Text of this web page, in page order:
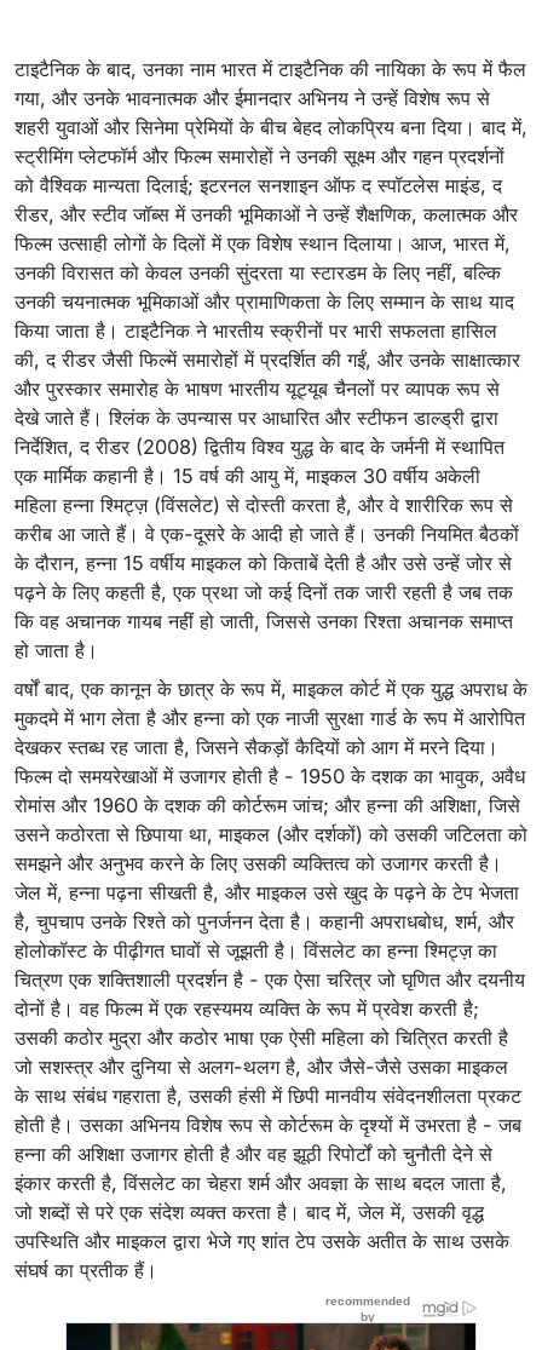
टाइटैनिक के बाद, उनका नाम भारत में टाइटैनिक की नायिका के रूप में फैल
गया, और उनके भावनात्मक और ईमानदार अभिनय ने उन्हें विशेष रूप से
शहरी युवाओं और सिनेमा प्रेमियों के बीच बेहद लोकप्रिय बना दिया। बाद में,
स्ट्रीमिंग प्लेटफॉर्म और फिल्म समारोहों ने उनकी सूक्ष्म और गहन प्रदर्शनों
को वैश्विक मान्यता दिलाई; इटरनल सनशाइन ऑफ द स्पॉटलेस माइंड, द
रीडर, और स्टीव जॉब्स में उनकी भूमिकाओं ने उन्हें शैक्षणिक, कलात्मक और
फिल्म उत्साही लोगों के दिलों में एक विशेष स्थान दिलाया। आज, भारत में,
उनकी विरासत को केवल उनकी सुंदरता या स्टारडम के लिए नहीं, बल्कि
उनकी चयनात्मक भूमिकाओं और प्रामाणिकता के लिए सम्मान के साथ याद
किया जाता है। टाइटैनिक ने भारतीय स्क्रीनों पर भारी सफलता हासिल
की, द रीडर जैसी फिल्में समारोहों में प्रदर्शित की गईं, और उनके साक्षात्कार
और पुरस्कार समारोह के भाषण भारतीय यूट्यूब चैनलों पर व्यापक रूप से
देखे जाते हैं। श्लिंक के उपन्यास पर आधारित और स्टीफन डाल्ड्री द्वारा
निर्देशित, द रीडर (2008) द्वितीय विश्व युद्ध के बाद के जर्मनी में स्थापित
एक मार्मिक कहानी है। 15 वर्ष की आयु में, माइकल 30 वर्षीय अकेली
महिला हन्ना श्मिट्ज़ (विंसलेट) से दोस्ती करता है, और वे शारीरिक रूप से
करीब आ जाते हैं। वे एक-दूसरे के आदी हो जाते हैं। उनकी नियमित बैठकों
के दौरान, हन्ना 15 वर्षीय माइकल को किताबें देती है और उसे उन्हें जोर से
पढ़ने के लिए कहती है, एक प्रथा जो कई दिनों तक जारी रहती है जब तक
कि वह अचानक गायब नहीं हो जाती, जिससे उनका रिश्ता अचानक समाप्त
हो जाता है।
वर्षों बाद, एक कानून के छात्र के रूप में, माइकल कोर्ट में एक युद्ध अपराध के
मुकदमे में भाग लेता है और हन्ना को एक नाजी सुरक्षा गार्ड के रूप में आरोपित
देखकर स्तब्ध रह जाता है, जिसने सैकड़ों कैदियों को आग में मरने दिया।
फिल्म दो समयरेखाओं में उजागर होती है - 1950 के दशक का भावुक, अवैध
रोमांस और 1960 के दशक की कोर्टरूम जांच; और हन्ना की अशिक्षा, जिसे
उसने कठोरता से छिपाया था, माइकल (और दर्शकों) को उसकी जटिलता को
समझने और अनुभव करने के लिए उसकी व्यक्तित्व को उजागर करती है।
जेल में, हन्ना पढ़ना सीखती है, और माइकल उसे खुद के पढ़ने के टेप भेजता
है, चुपचाप उनके रिश्ते को पुनर्जनन देता है। कहानी अपराधबोध, शर्म, और
होलोकॉस्ट के पीढ़ीगत घावों से जूझती है। विंसलेट का हन्ना श्मिट्ज़ का
चित्रण एक शक्तिशाली प्रदर्शन है - एक ऐसा चरित्र जो घृणित और दयनीय
दोनों है। वह फिल्म में एक रहस्यमय व्यक्ति के रूप में प्रवेश करती है;
उसकी कठोर मुद्रा और कठोर भाषा एक ऐसी महिला को चित्रित करती है
जो सशस्त्र और दुनिया से अलग-थलग है, और जैसे-जैसे उसका माइकल
के साथ संबंध गहराता है, उसकी हंसी में छिपी मानवीय संवेदनशीलता प्रकट
होती है। उसका अभिनय विशेष रूप से कोर्टरूम के दृश्यों में उभरता है - जब
हन्ना की अशिक्षा उजागर होती है और वह झूठी रिपोर्टों को चुनौती देने से
इंकार करती है, विंसलेट का चेहरा शर्म और अवज्ञा के साथ बदल जाता है,
जो शब्दों से परे एक संदेश व्यक्त करता है। बाद में, जेल में, उसकी वृद्ध
उपस्थिति और माइकल द्वारा भेजे गए शांत टेप उसके अतीत के साथ उसके
संघर्ष का प्रतीक हैं।